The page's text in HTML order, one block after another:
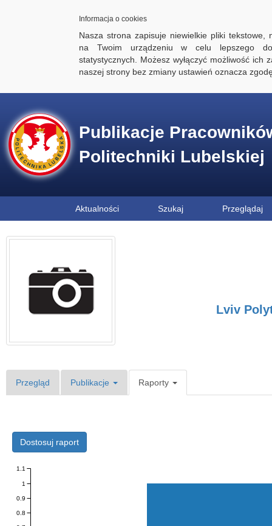
Informacja o cookies
Nasza strona zapisuje niewielkie pliki tekstowe,
na Twoim urządzeniu w celu lepszego
statystycznych. Możesz wyłączyć możliwość ich
naszej strony bez zmiany ustawień oznacza
Publikacje
Politechniki Lubelskiej
Aktualności Szukaj Przeglądaj
Lviv
Przegląd Publikacje Raporty
Dostosuj raport
0.8
0.9
1
1.1